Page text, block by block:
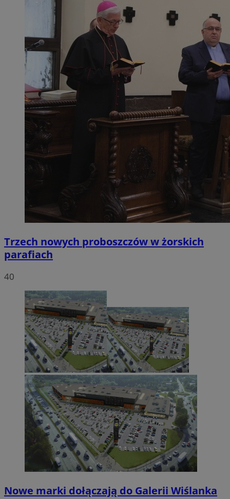
Trzech nowych proboszczów w żorskich
parafiach
40
Nowe marki dołączają do Galerii Wiślanka